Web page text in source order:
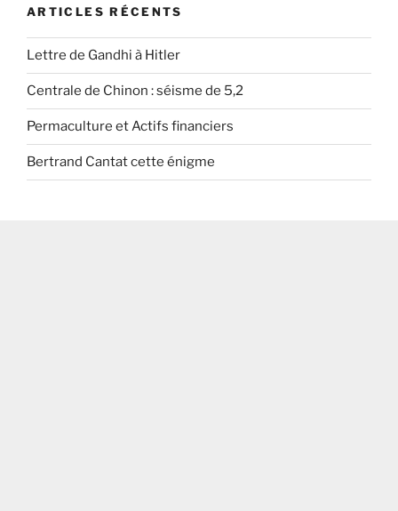
ARTICLES RÉCENTS
Lettre de Gandhi à Hitler
Centrale de Chinon : séisme de 5,2
Permaculture et Actifs financiers
Bertrand Cantat cette énigme